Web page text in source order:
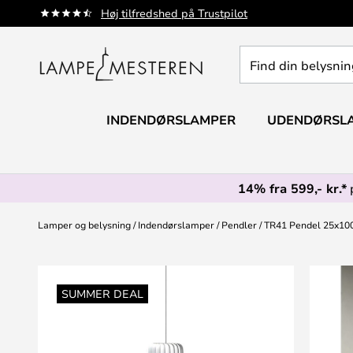
Høj tilfredshed på Trustpilot
Skip
to
din
INDENDØRSLAMPER
14% fra 599,- kr.*
Lamper og belysning Indendørslamper Pendler TR41 Pendel
SUMMER DEAL